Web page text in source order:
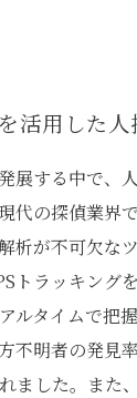
活用した
展する中で、
代の探偵業界
析が不可欠な
トラッキング
ルタイムで把
不明者の発見
ました。また